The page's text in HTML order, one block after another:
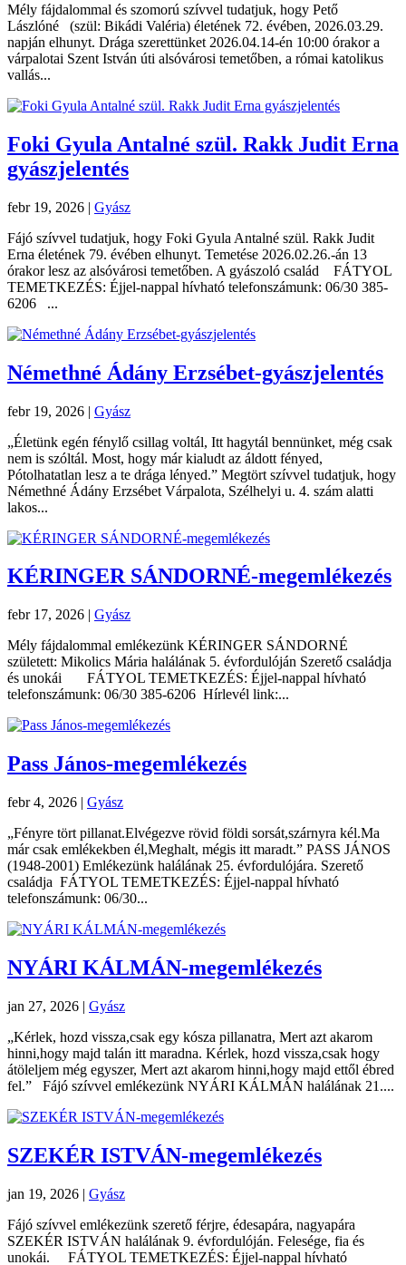
Mély fájdalommal és szomorú szívvel tudatjuk, hogy Pető
Lászlóné (szül: Bikádi Valéria) életének 72. évében, 2026.03.29.
napján elhunyt. Drága szerettünket 2026.04.14-én 10:00 órakor a
várpalotai Szent István úti alsóvárosi temetőben, a római katolikus
vallás...
Foki Gyula Antalné szül. Rakk Judit Erna
gyászjelentés
febr 19, 2026 | Gyász
Fájó szívvel tudatjuk, hogy Foki Gyula Antalné szül. Rakk Judit
Erna életének 79. évében elhunyt. Temetése 2026.02.26.-án 13
órakor lesz az alsóvárosi temetőben. A gyászoló család FÁTYOL
TEMETKEZÉS: Éjjel-nappal hívható telefonszámunk: 06/30 385-
6206 ...
Némethné Ádány Erzsébet-gyászjelentés
febr 19, 2026 | Gyász
„Életünk egén fénylő csillag voltál, Itt hagytál bennünket, még csak
nem is szóltál. Most, hogy már kialudt az áldott fényed,
Pótolhatatlan lesz a te drága lényed.” Megtört szívvel tudatjuk, hogy
Némethné Ádány Erzsébet Várpalota, Szélhelyi u. 4. szám alatti
lakos...
KÉRINGER SÁNDORNÉ-megemlékezés
febr 17, 2026 | Gyász
Mély fájdalommal emlékezünk KÉRINGER SÁNDORNÉ
született: Mikolics Mária halálának 5. évfordulóján Szerető családja
és unokái FÁTYOL TEMETKEZÉS: Éjjel-nappal hívható
telefonszámunk: 06/30 385-6206 Hírlevél link:...
Pass János-megemlékezés
febr 4, 2026 | Gyász
„Fényre tört pillanat.Elvégezve rövid földi sorsát,szárnyra kél.Ma
már csak emlékekben él,Meghalt, mégis itt maradt.” PASS JÁNOS
(1948-2001) Emlékezünk halálának 25. évfordulójára. Szerető
családja FÁTYOL TEMETKEZÉS: Éjjel-nappal hívható
telefonszámunk: 06/30...
NYÁRI KÁLMÁN-megemlékezés
jan 27, 2026 | Gyász
„Kérlek, hozd vissza,csak egy kósza pillanatra, Mert azt akarom
hinni,hogy majd talán itt maradna. Kérlek, hozd vissza,csak hogy
átöleljem még egyszer, Mert azt akarom hinni,hogy majd ettől ébred
fel.” Fájó szívvel emlékezünk NYÁRI KÁLMÁN halálának 21....
SZEKÉR ISTVÁN-megemlékezés
jan 19, 2026 | Gyász
Fájó szívvel emlékezünk szerető férjre, édesapára, nagyapára
SZEKÉR ISTVÁN halálának 9. évfordulóján. Felesége, fia és
unokái. FÁTYOL TEMETKEZÉS: Éjjel-nappal hívható